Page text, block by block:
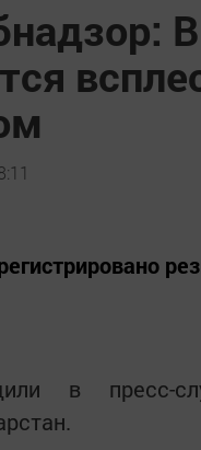
в пресс-